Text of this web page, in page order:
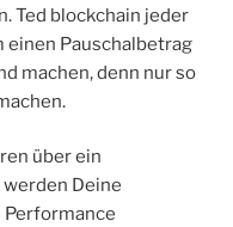
Ted blockchain jeder
Pauschalbetrag
machen, denn nur so
über ein
Deine
Performance